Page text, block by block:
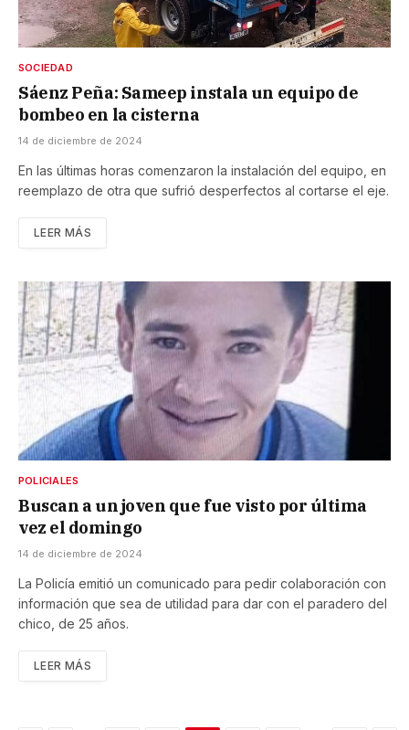
SOCIEDAD
Sáenz Peña: Sameep instala un equipo de
bombeo en la cisterna
14 de diciembre de 2024
En las últimas horas comenzaron la instalación del equipo, en
reemplazo de otra que sufrió desperfectos al cortarse el eje.
LEER MÁS
POLICIALES
Buscan a un joven que fue visto por última
vez el domingo
14 de diciembre de 2024
La Policía emitió un comunicado para pedir colaboración con
información que sea de utilidad para dar con el paradero del
chico, de 25 años.
LEER MÁS